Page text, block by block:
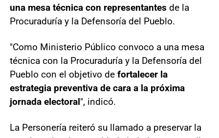
una mesa técnica con representantes de la
Procuraduría y la Defensoría del Pueblo.
"Como Ministerio Público convoco a una mesa
técnica con la Procuraduría y la Defensoría del
Pueblo con el objetivo de fortalecer la
estrategia preventiva de cara a la próxima
jornada electoral", indicó.
La Personería reiteró su llamado a preservar la